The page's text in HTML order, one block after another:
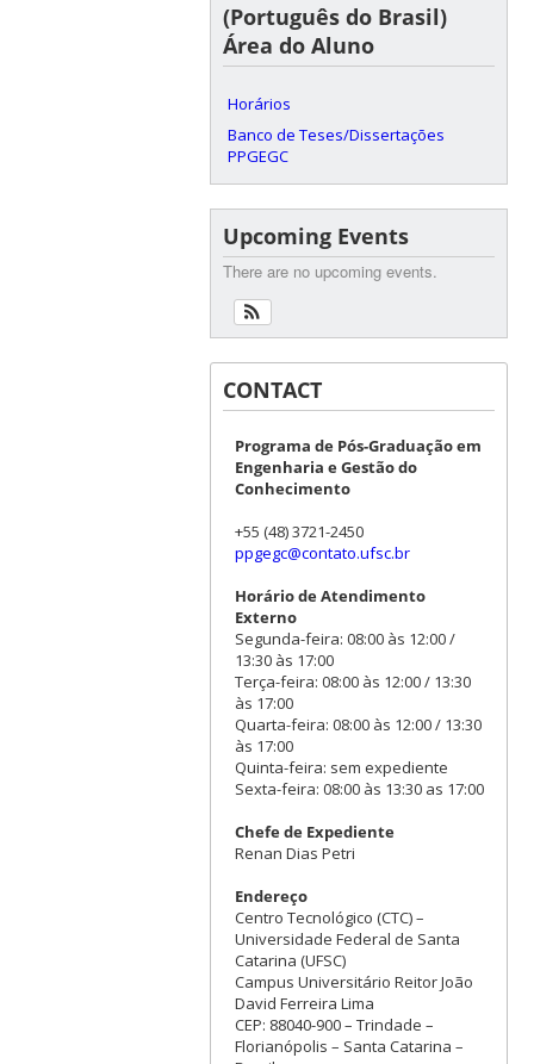
(Português do Brasil)
Área do Aluno
Horários
Banco de Teses/Dissertações
PPGEGC
Upcoming Events
There are no upcoming events.
CONTACT
Programa de Pós-Graduação em
Engenharia e Gestão do
Conhecimento
+55 (48) 3721-2450
ppgegc@contato.ufsc.br
Horário de Atendimento
Externo
Segunda-feira: 08:00 às 12:00 /
13:30 às 17:00
Terça-feira: 08:00 às 12:00 / 13:30
às 17:00
Quarta-feira: 08:00 às 12:00 / 13:30
às 17:00
Quinta-feira: sem expediente
Sexta-feira: 08:00 às 13:30 as 17:00
Chefe de Expediente
Renan Dias Petri
Endereço
Centro Tecnológico (CTC) –
Universidade Federal de Santa
Catarina (UFSC)
Campus Universitário Reitor João
David Ferreira Lima
CEP: 88040-900 – Trindade –
Florianópolis – Santa Catarina –